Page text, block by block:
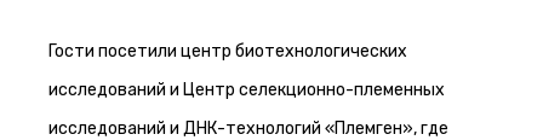
Гости посетили центр биотехнологических
исследований и Центр селекционно-племенных
исследований и ДНК-технологий «Племген», где